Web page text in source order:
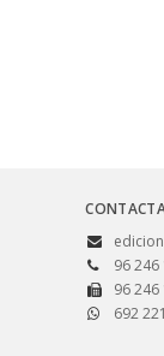
96 246
96 246
692